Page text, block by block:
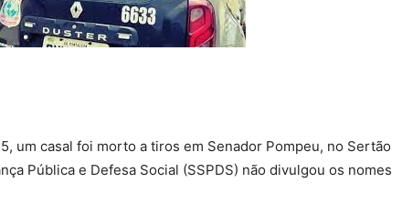
um casal foi morto a tiros em Senador Pompeu, no Sertão
Pública e Defesa Social (SSPDS) não divulgou os nomes